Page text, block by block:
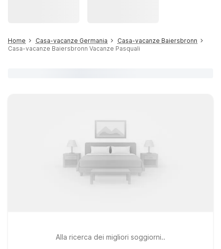
Home Casa-vacanze Germania
Casa-vacanze Baiersbronn
Casa-vacanze Baiersbronn Vacanze Pasquali
Alla ricerca dei migliori soggiorni..